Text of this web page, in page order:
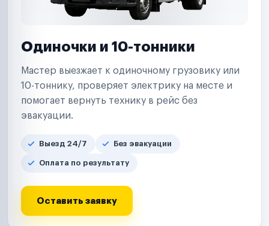
Одиночки и 10-тонники
Мастер выезжает к одиночному грузовику или
10-тоннику, проверяет электрику на месте и
помогает вернуть технику в рейс без
эвакуации.
Выезд 24/7 Без эвакуации
Оплата по результату
Оставить заявку